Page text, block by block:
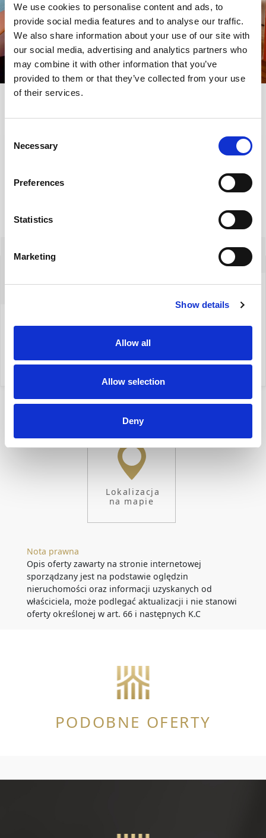
We use cookies to personalise content and ads, to
provide social media features and to analyse our traffic.
We also share information about your use of our site with
our social media, advertising and analytics partners who
may combine it with other information that you’ve
provided to them or that they’ve collected from your use
of their services.
Selection
Necessary
Preferences
Statistics
Marketing
Show details
Allow all
Allow selection
Deny
moje oferty
Lokalizacja
na mapie
Nota prawna
Opis oferty zawarty na stronie internetowej
sporządzany jest na podstawie oględzin
nieruchomości oraz informacji uzyskanych od
właściciela, może podlegać aktualizacji i nie stanowi
oferty określonej w art. 66 i następnych K.C
PODOBNE OFERTY